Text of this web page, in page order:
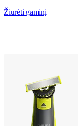
Žiūrėti gaminį